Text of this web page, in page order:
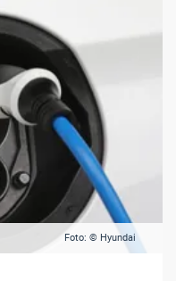
Foto: © Hyundai